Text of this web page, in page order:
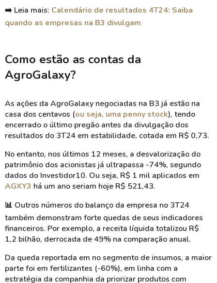
➡️ Leia mais: Calendário de resultados 4T24: Saiba
quando as empresas na B3 divulgam
Como estão as contas da
AgroGalaxy?
As ações da AgroGalaxy negociadas na B3 já estão na
casa dos centavos (ou seja, uma penny stock), tendo
encerrado o último pregão antes da divulgação dos
resultados do 3T24 em estabilidade, cotada em R$ 0,73.
No entanto, nos últimos 12 meses, a desvalorização do
patrimônio dos acionistas já ultrapassa -74%, segundo
dados do Investidor10. Ou seja, R$ 1 mil aplicados em
AGXY3 há um ano seriam hoje R$ 521,43.
📊 Outros números do balanço da empresa no 3T24
também demonstram forte quedas de seus indicadores
financeiros. Por exemplo, a receita líquida totalizou R$
1,2 bilhão, derrocada de 49% na comparação anual.
Da queda reportada em no segmento de insumos, a maior
parte foi em fertilizantes (-60%), em linha com a
estratégia da companhia da priorizar produtos com